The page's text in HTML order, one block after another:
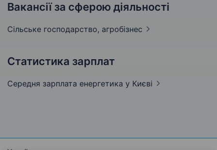
Вакансії за сферою діяльності
Сільське господарство, агробізнес
Статистика зарплат
Середня зарплата енергетика у Києві